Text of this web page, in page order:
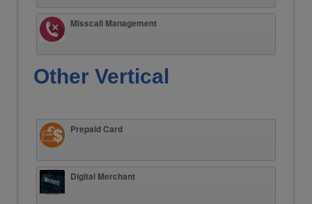
Misscall Management
Other Vertical
Prepaid Card
Digital Merchant